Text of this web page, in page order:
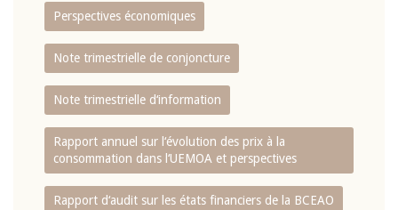
Perspectives économiques
Note trimestrielle de conjoncture
Note trimestrielle d‘information
Rapport annuel sur l‘évolution des prix à la
consommation dans l‘UEMOA et perspectives
Rapport d‘audit sur les états financiers de la BCEAO